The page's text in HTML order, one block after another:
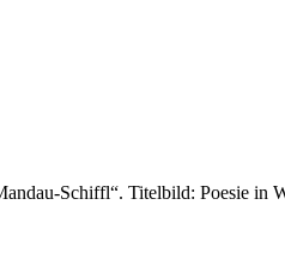
Schiffl“. Titelbild: Poesie in